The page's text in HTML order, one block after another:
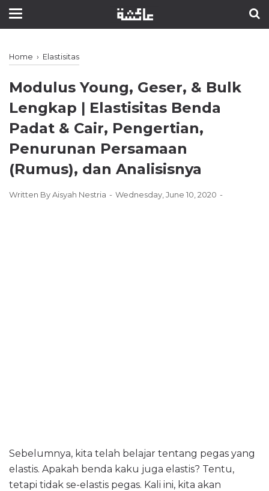
Home › Elastisitas
Modulus Young, Geser, & Bulk
Lengkap ǀ Elastisitas Benda
Padat & Cair, Pengertian,
Penurunan Persamaan
(Rumus), dan Analisisnya
Written ByAisyah Nestria Wednesday, June 10, 2020
Sebelumnya, kita telah belajar tentang pegas yang
elastis. Apakah benda kaku juga elastis? Tentu,
tetapi tidak se-elastis pegas. Kali ini, kita akan